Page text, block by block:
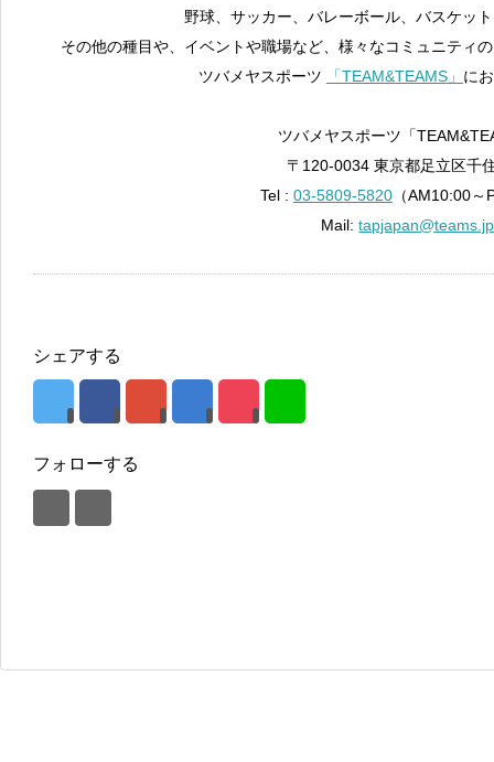
野球、サッカー、バレーボール、バスケッ
その他の種目や、イベントや職場など、様々なコミュニティ
ツバメヤスポーツ
「TEAM&TEAMS」 に
ツバメヤスポーツ「
〒120-0034 東京都足立区千
Tel : 03-5809-5820 （AM10:00
Mail:tapjapan@teams.jp
シェアする
フォローする